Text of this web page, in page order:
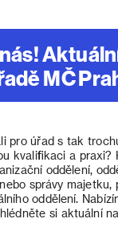
MČ
pro úřad s tak
kvalifikaci a praxi?
oddělení,
správy majetku,
oddělení.
si aktuální